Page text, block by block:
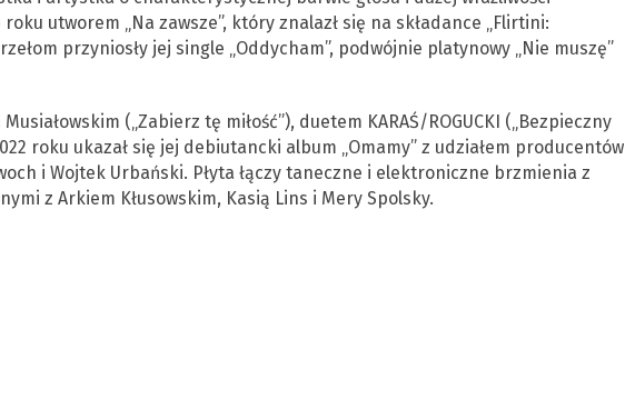
utworem „Na zawsze”, który znalazł się na składance „Flirtini:
przyniosły jej single „Oddycham”, podwójnie platynowy „Nie muszę”
(„Zabierz tę miłość”), duetem KARAŚ/ROGUCKI („Bezpieczny
roku ukazał się jej debiutancki album „Omamy” z udziałem producentów
i Wojtek Urbański. Płyta łączy taneczne i elektroniczne brzmienia z
z Arkiem Kłusowskim, Kasią Lins i Mery Spolsky.